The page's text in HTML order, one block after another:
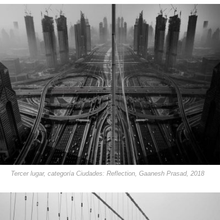
Tercer lugar, categoría Ciudades: Reflection, Gaanesh Prasad, 2018